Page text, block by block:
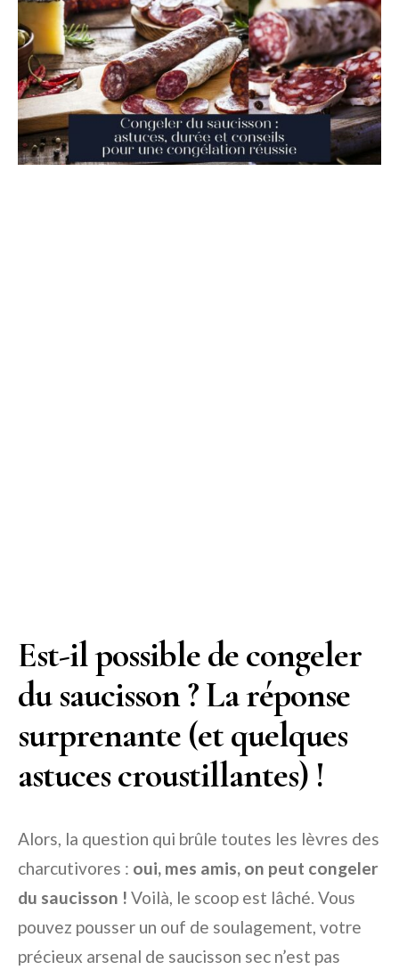
Est-il possible de congeler
du saucisson ? La réponse
surprenante (et quelques
astuces croustillantes) !
Alors, la question qui brûle toutes les lèvres des
charcutivores : oui, mes amis, on peut congeler
du saucisson ! Voilà, le scoop est lâché. Vous
pouvez pousser un ouf de soulagement, votre
précieux arsenal de saucisson sec n’est pas